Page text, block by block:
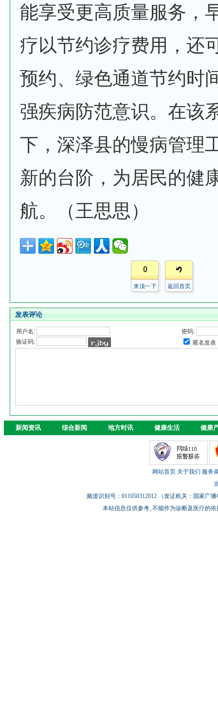
能享受更高质量服务，
疗以节约诊疗费用，还
预约、绿色通道节约时
强疾病防范意识。在该
下，深泽县的慢病管理
新的台阶，为居民的健
航。（王思思）
0
来顶一下 返回首页
发表评论
用户名:
密码:
验证码:
匿名发表
新闻资讯 综合新闻 地方时讯 健康生活 健康
网站首页 关于我们 服务
频道识别号：011050312012 （发证机关：国家广
本站信息仅供参考_不能作为诊断及医疗的